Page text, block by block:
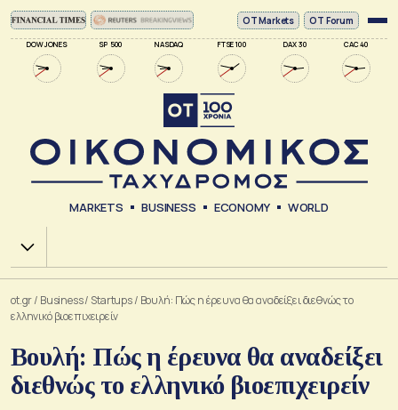
DOW JONES SP 500 NASDAQ FTSE 100 DAX 30 CAC 40
ΟΤ Markets OT Forum
MARKETS BUSINESS ECONOMY WORLD
Χ.Α.
ot.gr/ Business/ Startups/ Βουλή: Πώς η έρευνα θα αναδείξει διεθνώς το
ελληνικό βιοεπιχειρείν
Βουλή: Πώς η έρευνα θα αναδείξει
διεθνώς το ελληνικό βιοεπιχειρείν